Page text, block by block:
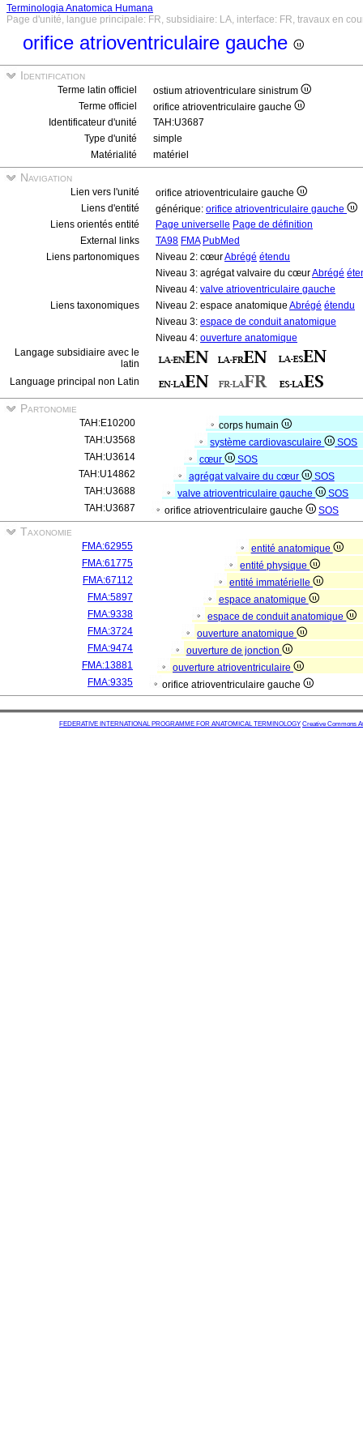
Terminologia Anatomica Humana
Page d'unité, langue principale: FR, subsidiaire: LA, interface: FR, travaux en
orifice atrioventriculaire gauche
Identification
Terme latin officiel
ostium atrioventriculare sinistrum
Terme officiel
orifice atrioventriculaire gauche
Identificateur d'unité
TAH:U3687
Type d'unité
simple
Matérialité
matériel
Navigation
Lien vers l'unité
orifice atrioventriculaire gauche
Liens d'entité
générique: orifice atrioventriculaire gauche
Liens orientés entité
Page universelle Page de définition
External links
TA98 FMA PubMed
Liens partonomiques
Niveau 2: cœurAbrégé étendu
Niveau 3: agrégat valvaire du cœurAbrégé
Niveau 4: valve atrioventriculaire gauche
Liens taxonomiques
Niveau 2: espace anatomique Abrégé étendu
Niveau 3: espace de conduit anatomique
Niveau 4: ouverture anatomique
Langage subsidiaire avec le
latin
Language principal non Latin
Partonomie
TAH:E10200
corps humain
TAH:U3568
système cardiovasculaire
SOS
TAH:U3614
cœur
SOS
TAH:U14862
agrégat valvaire du cœur
SOS
TAH:U3688
valve atrioventriculaire gauche
SOS
TAH:U3687
orifice atrioventriculaire gauche SOS
Taxonomie
FMA:62955
entité anatomique
FMA:61775
entité physique
FMA:67112
entité immatérielle
FMA:5897
espace anatomique
FMA:9338
espace de conduit anatomique
FMA:3724
ouverture anatomique
FMA:9474
ouverture de jonction
FMA:13881
ouverture atrioventriculaire
FMA:9335
orifice atrioventriculaire gauche
FEDERATIVE INTERNATIONAL PROGRAMME FOR ANATOMICAL TERMINOLOGY Creative Commons